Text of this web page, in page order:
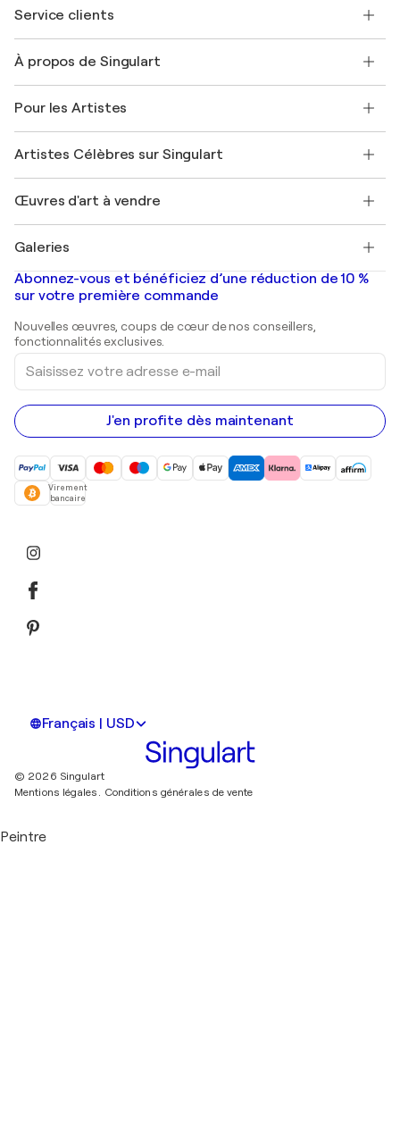
Service clients
Expédition
Offrir une carte cadeau
Rejoignez notre programme commercial
Mon compte
+33 1 76 44 06 42
À propos de Singulart
FAQ
Magazine Singulart
Emplois
Découvrez une sélection d'art original
Pour les Artistes
Se connecter en tant qu'Artiste
Artistes Célèbres sur Singulart
Marc Chagall
Banksy
Mr. Brainwash
Shepard Fairey
Œuvres d'art à vendre
Tableaux abstraits à vendre
Peintures de paysage
Estampes
Peintures acryliques
Galeries
Galeries d'art en France
Galeries d'art en Belgique
Abonnez-vous et bénéficiez d’une réduction de 10 %
sur votre première commande
Nouvelles œuvres, coups de cœur de nos conseillers,
fonctionnalités exclusives.
Saisissez
votre
adresse
e-
mail
J'en profite dès maintenant
Virement
bancaire
Français | USD
© 2026 Singulart
Mentions légales.
Conditions générales de vente
Peintre